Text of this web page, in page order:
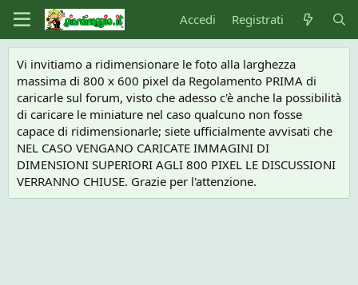
Accedi Registrati
Vi invitiamo a ridimensionare le foto alla larghezza
massima di 800 x 600 pixel da Regolamento PRIMA di
caricarle sul forum, visto che adesso c'è anche la possibilità
di caricare le miniature nel caso qualcuno non fosse
capace di ridimensionarle; siete ufficialmente avvisati che
NEL CASO VENGANO CARICATE IMMAGINI DI
DIMENSIONI SUPERIORI AGLI 800 PIXEL LE DISCUSSIONI
VERRANNO CHIUSE. Grazie per l'attenzione.